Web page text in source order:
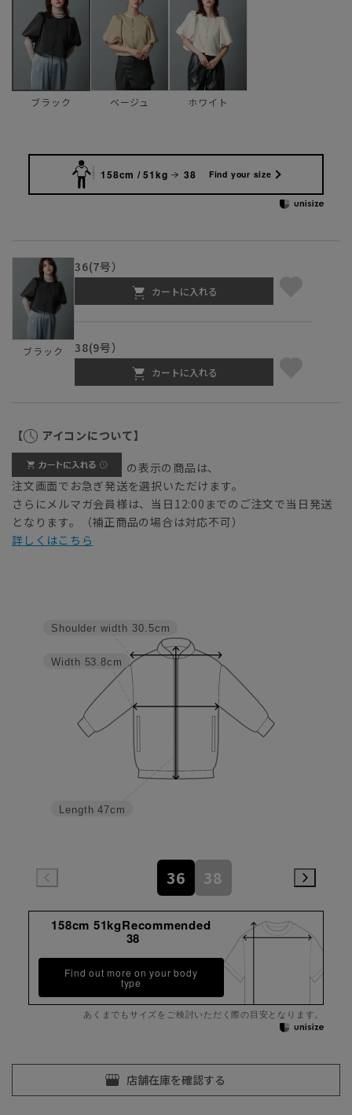
ブラック ベージュ ホワイト
158cm / 51kg 38 Find your size
ブラック
36(7号）
カートに入れる
38(9号）
カートに入れる
【 アイコンについて】
の表示の商品は、
注文画面でお急ぎ発送を選択いただけます。
さらにメルマガ会員様は、当日12:00までのご注文で当日発送
となります。（補正商品の場合は対応不可）
詳しくはこちら
Length 47cm
Width 53.8cm
Shoulder width 30.5cm
36 38
158cm 51kgRecommended
38
Find out more on your body
type
あくまでもサイズをご検討いただく際の目安となります。